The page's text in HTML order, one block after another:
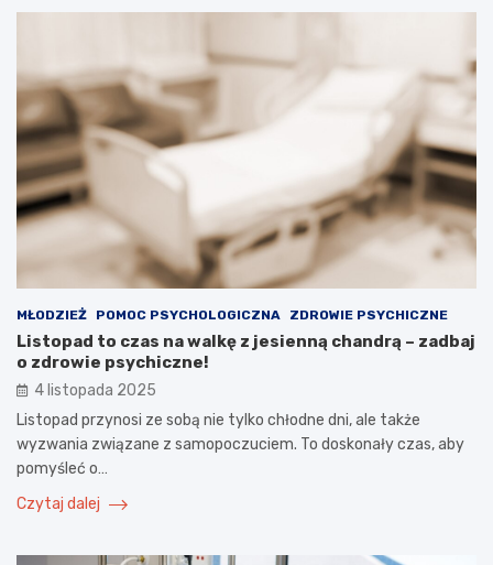
MŁODZIEŻ POMOC PSYCHOLOGICZNA ZDROWIE PSYCHICZNE
Listopad to czas na walkę z jesienną chandrą – zadbaj
o zdrowie psychiczne!
4 listopada 2025
Listopad przynosi ze sobą nie tylko chłodne dni, ale także
wyzwania związane z samopoczuciem. To doskonały czas, aby
pomyśleć o…
Czytaj dalej